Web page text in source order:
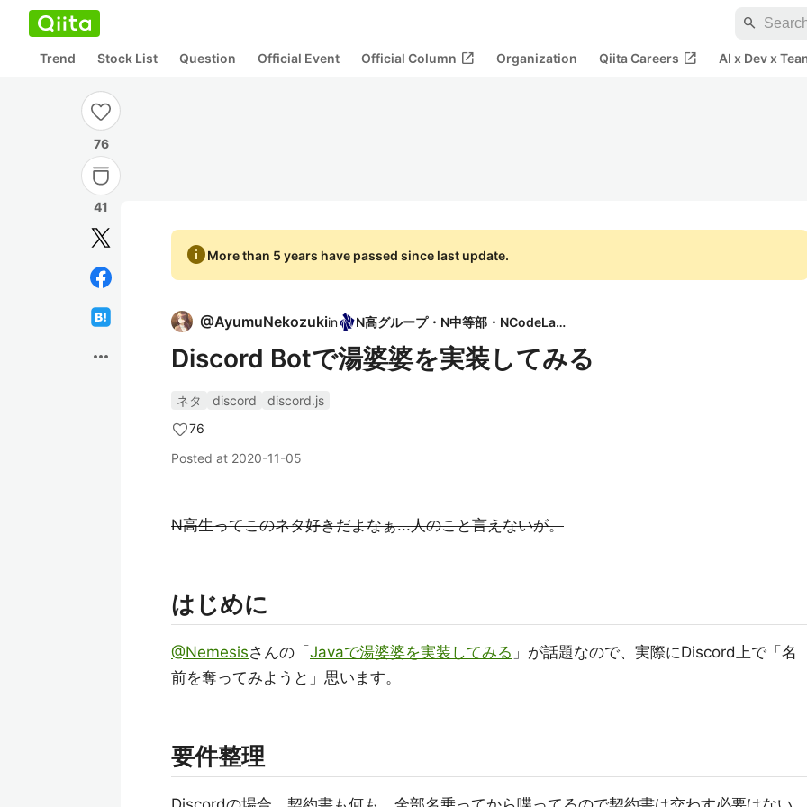
search
Trend Stock List Question Official Event Official Column open_in_new Organization Qiita Careers open_in_new AI x Dev x
76
41
more_horiz
infoMore than 5 years have passed since last update.
@AyumuNekozukiin N高グループ・N中等部・NCodeLabo
Discord Botで湯婆婆を実装してみる
ネタ discord
discord.js
76
Posted at 2020-11-05
N高生ってこのネタ好きだよなぁ...人のこと言えないが。
はじめに
@Nemesisさんの「 Javaで湯婆婆を実装してみる 」が話題なので、実際にDiscord上で「名
前を奪ってみようと」思います。
要件整理